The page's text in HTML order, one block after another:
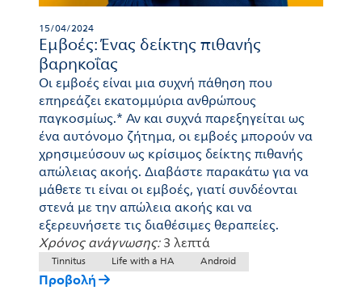
15/04/2024
Εμβοές: Ένας δείκτης πιθανής
βαρηκοΐας
Οι εμβοές είναι μια συχνή πάθηση που
επηρεάζει εκατομμύρια ανθρώπους
παγκοσμίως.* Αν και συχνά παρεξηγείται ως
ένα αυτόνομο ζήτημα, οι εμβοές μπορούν να
χρησιμεύσουν ως κρίσιμος δείκτης πιθανής
απώλειας ακοής. Διαβάστε παρακάτω για να
μάθετε τι είναι οι εμβοές, γιατί συνδέονται
στενά με την απώλεια ακοής και να
εξερευνήσετε τις διαθέσιμες θεραπείες.
Χρόνος ανάγνωσης:3 λεπτά
Tinnitus Life with a HA Android
Προβολή